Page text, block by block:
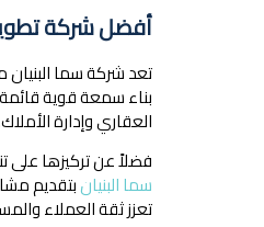
أفضل شركة
بناء سمعة قوية قائمة
العقاري وإدارة
فضلاً عن تركيزها على
سما البنيانبتقديم
تعزز ثقة العملاء